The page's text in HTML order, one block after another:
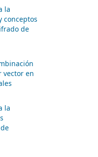
la
conceptos
de
vector en
la